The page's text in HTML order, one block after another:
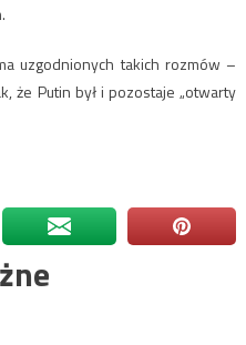
uzgodnionych takich rozmów –
że Putin był i pozostaje „otwarty